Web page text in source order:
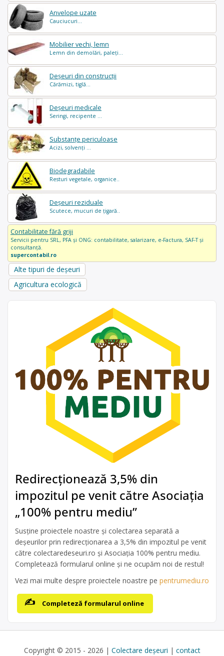
Anvelope uzate
Cauciucuri...
Mobilier vechi, lemn
Lemn din demolări, paleți...
Deșeuri din construcții
Cărămizi, tiglă...
Deșeuri medicale
Seringi, recipente ...
Substanțe periculoase
Acizi, solvenți ...
Biodegradabile
Resturi vegetale, organice..
Deșeuri reziduale
Scutece, mucuri de țigară..
Contabilitate fără griji
Servicii pentru SRL, PFA și ONG: contabilitate, salarizare, e-Factura, SAF-T și
consultanță.
supercontabil.ro
Alte tipuri de deșeuri
Agricultura ecologică
Redirecționează 3,5% din
impozitul pe venit către Asociația
„100% pentru mediu”
Susține proiectele noastre și colectarea separată a
deșeurilor prin redirecționarea a 3,5% din impozitul pe venit
către colectaredeseuri.ro și Asociația 100% pentru mediu.
Completează formularul online și ne ocupăm noi de restul!
Vezi mai multe despre proiectele noastre pe pentrumediu.ro
Completeză formularul online
Copyright © 2015 - 2026 | Colectare deșeuri | contact